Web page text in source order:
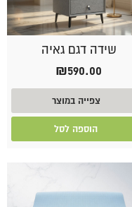
שידה דגם גאיה
₪590.00
צפייה במוצר
הוספה לסל